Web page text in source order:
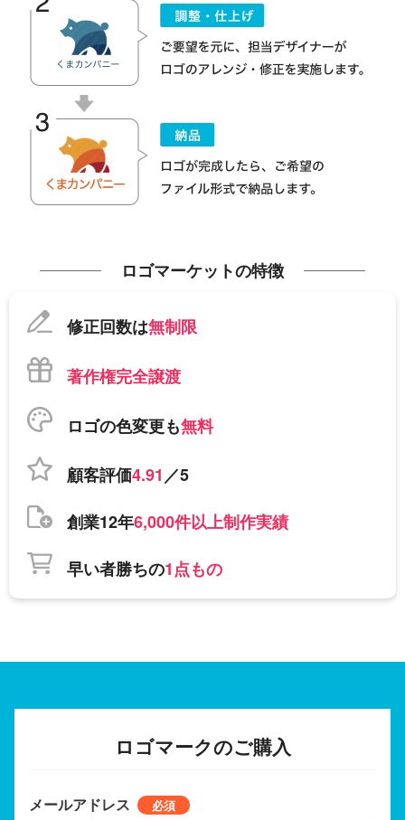
ロゴマーケットの特徴
修正回数は無制限
著作権完全譲渡
ロゴの色変更も無料
顧客評価4.91／5
創業12年6,000件以上制作実績
早い者勝ちの1点もの
ロゴマークのご購入
メールアドレス